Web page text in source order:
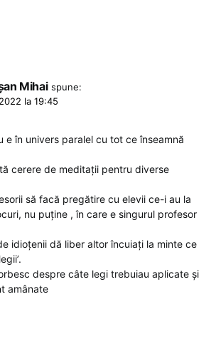
Mihai spune:
la 19:45
e în univers paralel cu tot ce înseamnă
cerere de meditații pentru diverse
să facă pregătire cu elevii ce-i au la
nu puține , în care e singurul profesor
idioțenii dă liber altor încuiați la minte ce
despre câte legi trebuiau aplicate și
amânate